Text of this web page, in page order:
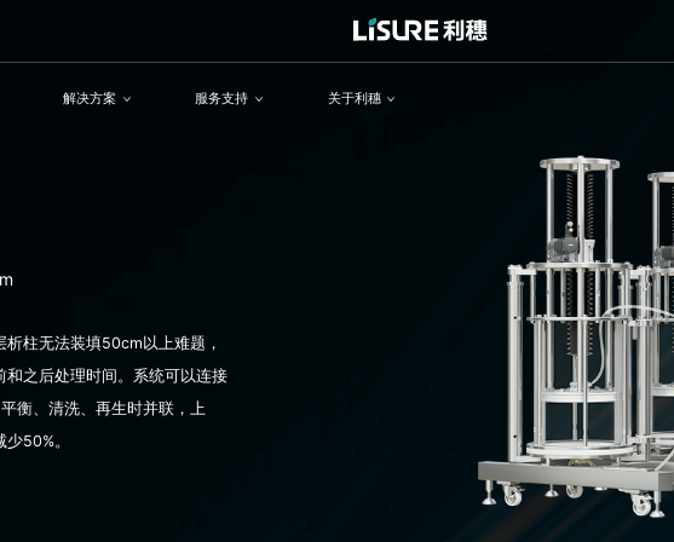
解决方案 服务支持 关于利穗
柱无法装填50cm以上难题，
和之后处理时间。系统可以连接
衡、清洗、再生时并联，上
50%。